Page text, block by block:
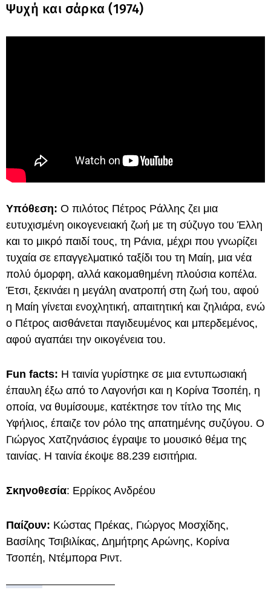
Ψυχή και σάρκα (1974)
Υπόθεση: Ο πιλότος Πέτρος Ράλλης ζει μια
ευτυχισμένη οικογενειακή ζωή με τη σύζυγο του Έλλη
και το μικρό παιδί τους, τη Ράνια, μέχρι που γνωρίζει
τυχαία σε επαγγελματικό ταξίδι του τη Μαίη, μια νέα
πολύ όμορφη, αλλά κακομαθημένη πλούσια κοπέλα.
Έτσι, ξεκινάει η μεγάλη ανατροπή στη ζωή του, αφού
η Μαίη γίνεται ενοχλητική, απαιτητική και ζηλιάρα, ενώ
ο Πέτρος αισθάνεται παγιδευμένος και μπερδεμένος,
αφού αγαπάει την οικογένεια του.
Fun facts: Η ταινία γυρίστηκε σε μια εντυπωσιακή
έπαυλη έξω από το Λαγονήσι και η Κορίνα Τσοπέη, η
οποία, να θυμίσουμε, κατέκτησε τον τίτλο της Μις
Υφήλιος, έπαιζε τον ρόλο της απατημένης συζύγου. Ο
Γιώργος Χατζηνάσιος έγραψε το μουσικό θέμα της
ταινίας. Η ταινία έκοψε 88.239 εισιτήρια.
Σκηνοθεσία: Ερρίκος Ανδρέου
Παίζουν: Κώστας Πρέκας, Γιώργος Μοσχίδης,
Βασίλης Τσιβιλίκας, Δημήτρης Αρώνης, Κορίνα
Τσοπέη, Ντέμπορα Ριντ.